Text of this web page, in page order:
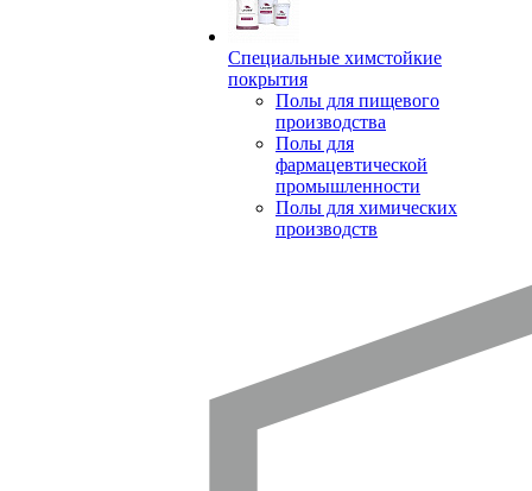
Специальные химстойкие
покрытия
Полы для пищевого
производства
Полы для
фармацевтической
промышленности
Полы для химических
производств